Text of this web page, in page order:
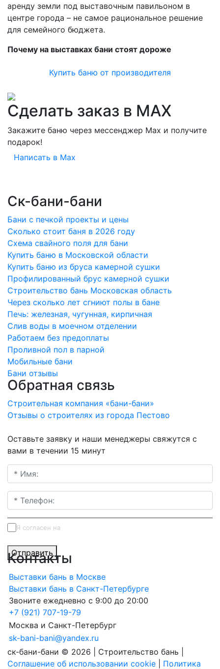
аренду земли под выставочным павильоном в
центре города – не самое рациональное решение
для семейного бюджета.
Почему на выставках бани стоят дороже
Купить баню от производителя
Сделать заказ в MAX
Закажите баню через мессенджер Max и получите
подарок!
Написать в Max
Ск-бани-бани
Бани с печкой проекты и цены
Сколько стоит баня в 2026 году
Схема свайного поля для бани
Купить баню в Московской области
Купить баню из бруса камерной сушки
Профилированный брус камерной сушки
Строительство бань Московская область
Через сколько лет сгниют полы в бане
Печь: железная, чугунная, кирпичная
Слив воды в моечном отделении
Работаем без предоплаты
Проливной пол в парной
Мобильные бани
Бани отзывы
Обратная связь
Строительная компания «бани-бани»
Отзывы о строителях из города Пестово
Оставьте заявку и наши менеджеры свяжутся с
вами в течении 15 минут
Я согласен на
Отправить
Контакты
Выставки бань в Москве
Выставки бань в Санкт-Петербурге
Звоните ежедневно с 9:00 до 20:00
+7 (921) 707-19-79
Москва и Санкт-Петербург
sk-bani-bani@yandex.ru
ск-бани-бани © 2026 | Строительство бань |
Соглашение об использовании cookie
Политика